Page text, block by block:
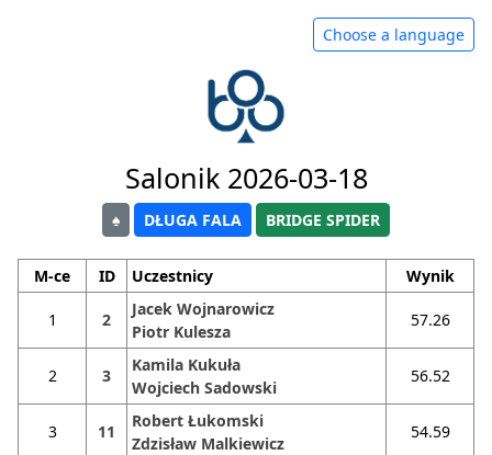
Choose a language
Salonik 2026-03-18
♠ DŁUGA FALA BRIDGE SPIDER
M-ce ID Uczestnicy Wynik
1 2
Jacek Wojnarowicz
Piotr Kulesza
57.26
2 3
Kamila Kukuła
Wojciech Sadowski
56.52
3 11
Robert Łukomski
Zdzisław Malkiewicz
54.59